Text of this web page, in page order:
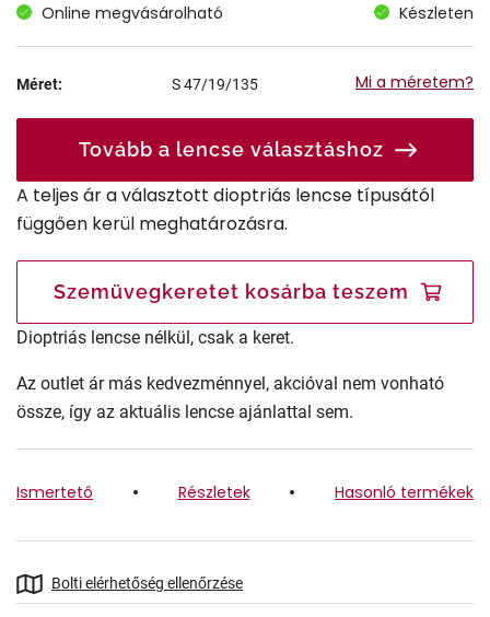
Online megvásárolható Készleten
Méret: S47/19/135 Mi a méretem?
Tovább a lencse választáshoz
A teljes ár a választott dioptriás lencse típusától
függően kerül meghatározásra.
Szemüvegkeretet kosárba teszem
Dioptriás lencse nélkül, csak a keret.
Az outlet ár más kedvezménnyel, akcióval nem vonható
össze, így az aktuális lencse ajánlattal sem.
Ismertető Részletek Hasonló termékek
Bolti elérhetőség ellenőrzése